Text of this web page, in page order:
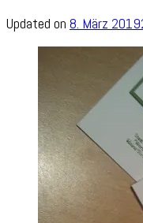
Updated on 8. März 2019